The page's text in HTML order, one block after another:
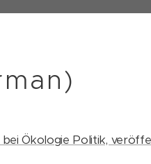
Ökologie Politik,